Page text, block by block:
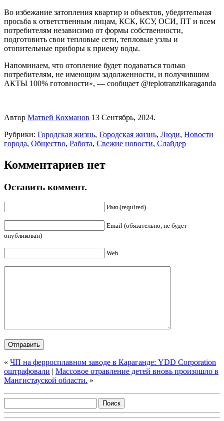
Во избежание затопления квартир и объектов, убедительная
просьба к ответственным лицам, КСК, КСУ, ОСИ, ПТ и всем
потребителям независимо от формы собственности,
подготовить свои тепловые сети, тепловые узлы и
отопительные приборы к приему воды.
Напоминаем, что отопление будет подаваться только
потребителям, не имеющим задолженности, и получившим
АКТЫ 100% готовности», — сообщает @teplotranzitkaraganda
Автор Матвей Кохманов 13 Сентябрь, 2024.
Рубрики: Городская жизнь, Городская жизнь, Люди, Новости
города, Общество, Работа, Свежие новости, Слайдер
Комментариев нет
Оставить коммент.
Имя (required)
Email (обязательно, не будет
опубликован)
Web
« ЧП на ферросплавном заводе в Караганде: YDD Corporation
оштрафовали | Массовое отравление детей вновь произошло в
Мангистауской области. »